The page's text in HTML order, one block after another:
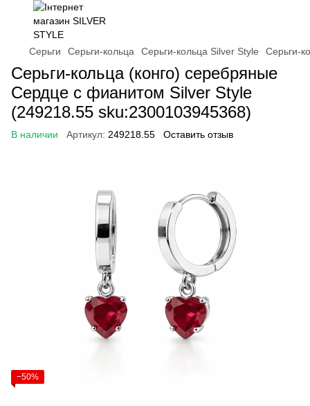
Серьги Серьги-кольца Серьги-кольца Silver Style Серьги-
Серьги-кольца (конго) серебряные
Сердце с фианитом Silver Style
(249218.55 sku:2300103945368)
В наличии Артикул: 249218.55 Оставить отзыв
−50%